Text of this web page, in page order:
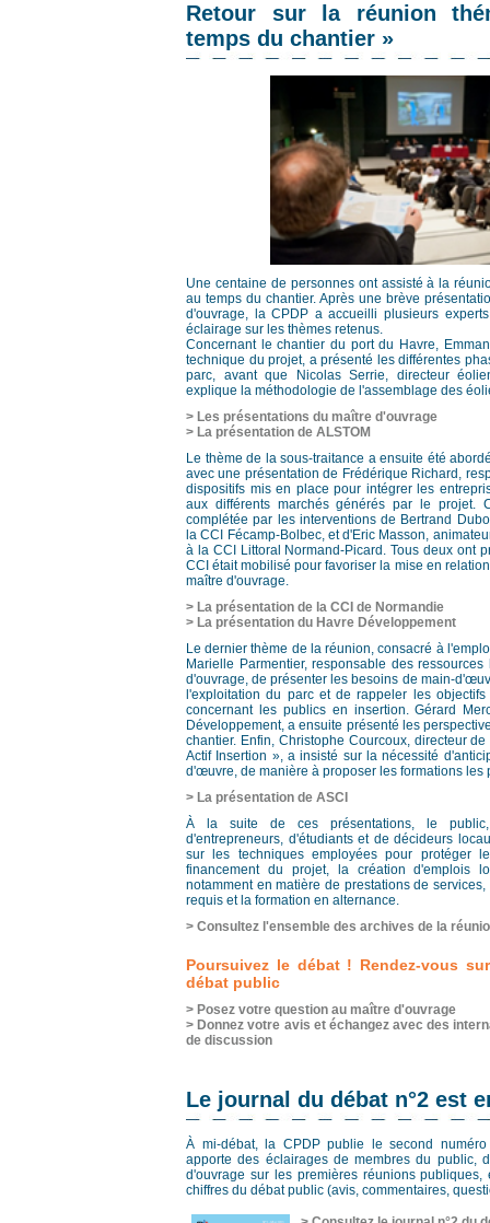
Retour sur la réunion
temps du chantier »
Une centaine de personnes ont assisté à la
au temps du chantier. Après une brève
d'ouvrage, la CPDP a accueilli plusieurs
éclairage sur les thèmes retenus.
Concernant le chantier du port du Havre,
technique du projet, a présenté les différentes
parc, avant que Nicolas Serrie, directeur
explique la méthodologie de l'assemblage des
> Les présentations du maître d'ouvrage
> La présentation de ALSTOM
Le thème de la sous-traitance a ensuite été
avec une présentation de Frédérique Richard,
dispositifs mis en place pour intégrer les
aux différents marchés générés par le projet.
complétée par les interventions de Bertrand
la CCI Fécamp-Bolbec, et d'Eric Masson,
à la CCI Littoral Normand-Picard. Tous deux ont
CCI était mobilisé pour favoriser la mise en
maître d'ouvrage.
> La présentation de la CCI de Normandie
> La présentation du Havre Développement
Le dernier thème de la réunion, consacré à
Marielle Parmentier, responsable des
d'ouvrage, de présenter les besoins de main-
l'exploitation du parc et de rappeler les
concernant les publics en insertion. Gérard
Développement, a ensuite présenté les
chantier. Enfin, Christophe Courcoux, directeur
Actif Insertion », a insisté sur la nécessité
d'œuvre, de manière à proposer les formations les
> La présentation de ASCI
À la suite de ces présentations, le public,
d'entrepreneurs, d'étudiants et de décideurs
sur les techniques employées pour protéger
financement du projet, la création d'emplois
notamment en matière de prestations de
requis et la formation en alternance.
> Consultez l'ensemble des archives de la
Poursuivez le débat ! Rendez-vous
débat public
> Posez votre question au maître d'ouvrage
> Donnez votre avis et échangez avec des
de discussion
Le journal du débat n°2 est
À mi-débat, la CPDP publie le second
apporte des éclairages de membres du public,
d'ouvrage sur les premières réunions publiques,
chiffres du débat public (avis, commentaires,